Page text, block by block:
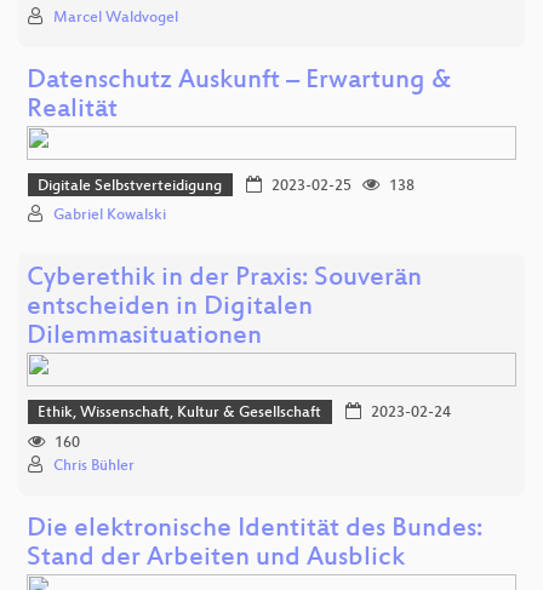
Marcel Waldvogel
Datenschutz Auskunft – Erwartung &
Realität
Digitale Selbstverteidigung 2023-02-25
138
Gabriel Kowalski
Cyberethik in der Praxis: Souverän
entscheiden in Digitalen
Dilemmasituationen
Ethik, Wissenschaft, Kultur & Gesellschaft
2023-02-24
160
Chris Bühler
Die elektronische Identität des Bundes:
Stand der Arbeiten und Ausblick